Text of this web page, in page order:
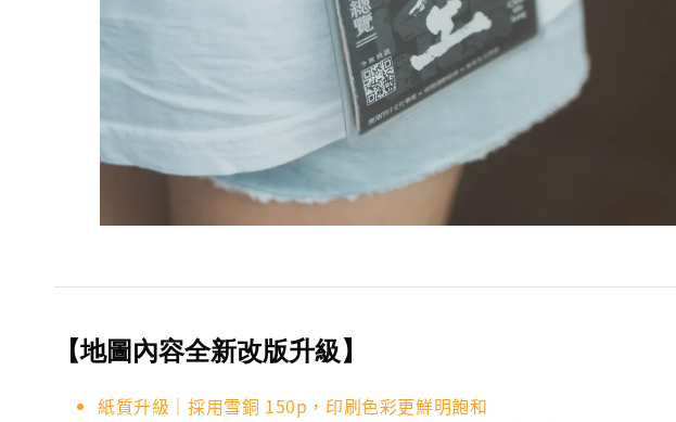
【地圖內容全新改版升級】
紙質升級｜採用雪銅 150p，印刷色彩更鮮明飽和